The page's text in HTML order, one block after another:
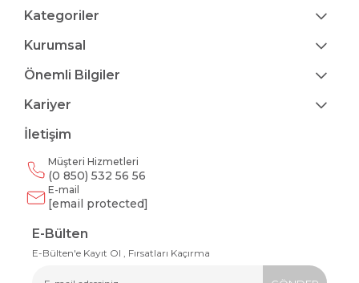
Kategoriler
Kurumsal
Önemli Bilgiler
Kariyer
İletişim
Müşteri Hizmetleri
(0 850) 532 56 56
E-mail
[email protected]
E-Bülten
E-Bülten'e Kayıt Ol , Fırsatları Kaçırma